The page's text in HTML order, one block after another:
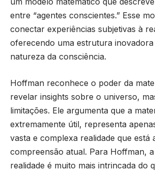
entre “agentes conscientes.” Esse
conectar experiências subjetivas à
oferecendo uma estrutura
natureza da consciência.
Hoffman reconhece o poder da
revelar insights sobre o universo,
limitações. Ele argumenta que a
extremamente útil, representa
vasta e complexa realidade que está
compreensão atual. Para Hoffman,
realidade é muito mais intrincada do